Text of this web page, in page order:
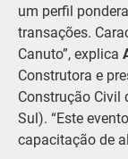
um perfil
transações.
Canuto”, explica
Construtora e
Construção Civil
Sul). “Este
capacitação de